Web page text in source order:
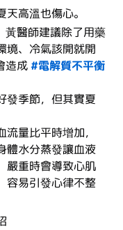
高溫也傷心。
黃醫師建議除了用藥
境、冷氣該開就開
造成#電解質不平衡
發季節，但其實夏
量比平時增加，
體水分蒸發讓血液
嚴重時會導致心肌
容易引發心律不整